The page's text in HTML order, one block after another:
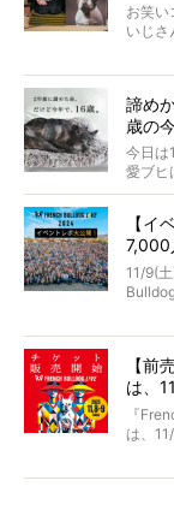
インタ
識にも
「愛
くれる
さらに
法まで
お笑い
と軽く
永久
お笑い
いじさ
た。
僧侶と
当時
選んだ
また、
た。
諦め
歳の
今日は
愛ブヒ
激減。
もう
が「
そして
ブヒは
今回
【イ
7,000
貌！
11/9(
今年
day1
ェスに
に豪
北は北
グが
【前
は、
マソ
『
は、
お得